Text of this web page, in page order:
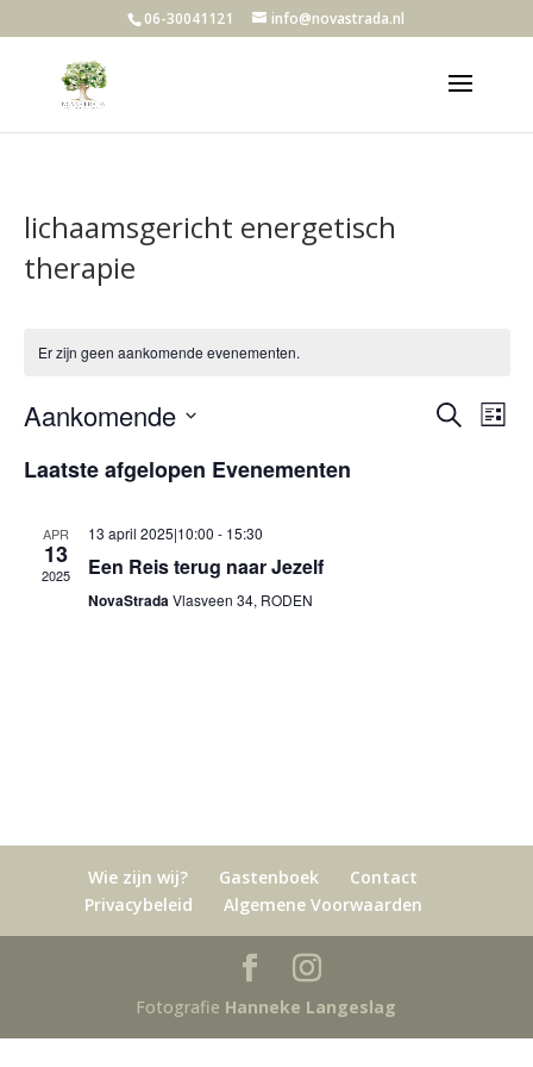
06-30041121 info@novastrada.nl
lichaamsgericht energetisch
therapie
Er zijn geen aankomende evenementen.
Zoeken
Lijst
Aankomende
een
Laatste afgelopen Evenementen
APR
13
2025
13 april 2025|10:00 - 15:30
Een Reis terug naar Jezelf
NovaStradaVlasveen 34, RODEN
Wie zijn wij? Gastenboek
Contact
Privacybeleid
Algemene Voorwaarden
Fotografie Hanneke Langeslag